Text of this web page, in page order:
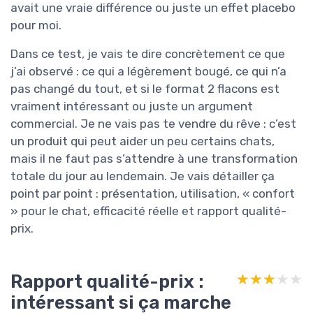
avait une vraie différence ou juste un effet placebo
pour moi.
Dans ce test, je vais te dire concrètement ce que
j’ai observé : ce qui a légèrement bougé, ce qui n’a
pas changé du tout, et si le format 2 flacons est
vraiment intéressant ou juste un argument
commercial. Je ne vais pas te vendre du rêve : c’est
un produit qui peut aider un peu certains chats,
mais il ne faut pas s’attendre à une transformation
totale du jour au lendemain. Je vais détailler ça
point par point : présentation, utilisation, « confort
» pour le chat, efficacité réelle et rapport qualité-
prix.
Rapport qualité-prix :
intéressant si ça marche
★★★★★
★★★★★